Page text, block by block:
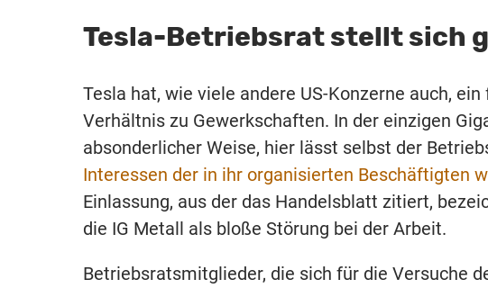
Tesla-Betriebsrat stellt sich
Tesla hat, wie viele andere US-Konzerne auch,
Verhältnis zu Gewerkschaften. In der einzigen
absonderlicher Weise, hier lässt selbst der
Interessen der in ihr organisierten Beschäftigten
Einlassung, aus der das Handelsblatt zitiert,
die IG Metall als bloße Störung bei der Arbeit.
Betriebsratsmitglieder, die sich für die Versuche